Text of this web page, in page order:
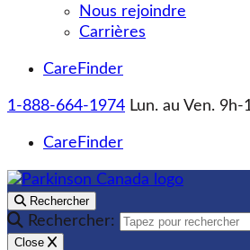
Nous rejoindre
Carrières
CareFinder
1-888-664-1974 Lun. au Ven.
CareFinder
Rechercher
Rechercher:
Close